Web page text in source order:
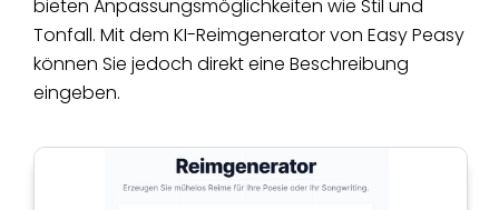
bieten Anpassungsmöglichkeiten wie Stil und
Tonfall. Mit dem KI-Reimgenerator von Easy Peasy
können Sie jedoch direkt eine Beschreibung
eingeben.